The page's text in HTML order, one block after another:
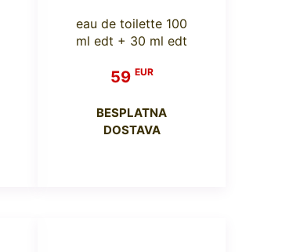
eau de toilette 100
ml edt + 30 ml edt
59 EUR
BESPLATNA
DOSTAVA